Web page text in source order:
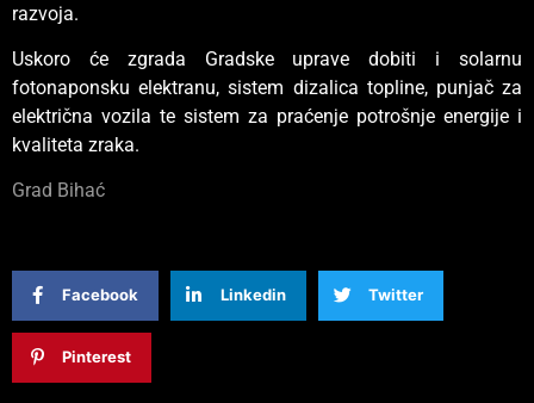
razvoja.
Uskoro će zgrada Gradske uprave dobiti i solarnu
fotonaponsku elektranu, sistem dizalica topline, punjač za
električna vozila te sistem za praćenje potrošnje energije i
kvaliteta zraka.
Grad Bihać
Facebook Linkedin Twitter
Pinterest